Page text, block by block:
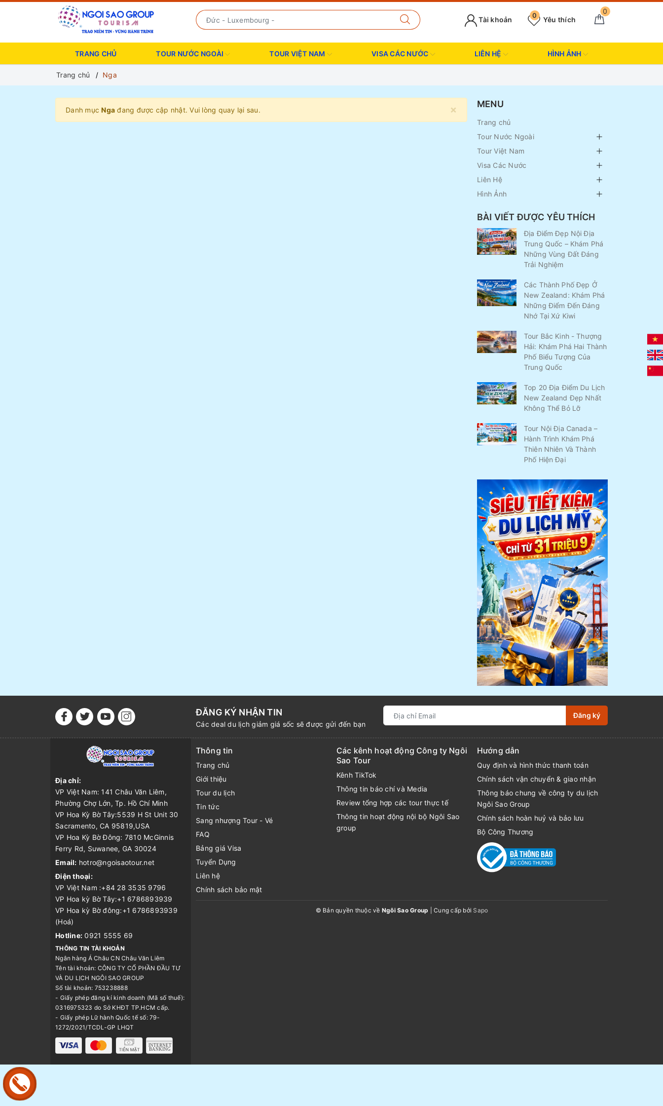
0
Yêu thích
0
Tài khoản
TRANG CHỦ TOUR NƯỚC NGOÀI TOUR VIỆT NAM VISA CÁC NƯỚC LIÊN HỆ HÌNH ẢNH
Trang chủ Nga
×
Danh mụcNga đang được cập nhật. Vui lòng quay lại sau.
MENU
Trang chủ
Tour Nước Ngoài
Tour Việt Nam
Visa Các Nước
Liên Hệ
Hình Ảnh
BÀI VIẾT ĐƯỢC YÊU THÍCH
Địa Điểm Đẹp Nội Địa
Trung Quốc – Khám Phá
Những Vùng Đất Đáng
Trải Nghiệm
Các Thành Phố Đẹp Ở
New Zealand: Khám Phá
Những Điểm Đến Đáng
Nhớ Tại Xứ Kiwi
Tour Bắc Kinh - Thượng
Hải: Khám Phá Hai Thành
Phố Biểu Tượng Của
Trung Quốc
Top 20 Địa Điểm Du Lịch
New Zealand Đẹp Nhất
Không Thể Bỏ Lỡ
Tour Nội Địa Canada –
Hành Trình Khám Phá
Thiên Nhiên Và Thành
Phố Hiện Đại
ĐĂNG KÝ NHẬN TIN
Các deal du lịch giảm giá sốc sẽ được gửi đến bạn
Đăng ký
Địa chỉ:
VP Việt Nam: 141 Châu Văn Liêm,
Phường Chợ Lớn, Tp. Hồ Chí Minh
VP Hoa Kỳ Bờ Tây:5539 H St Unit 30
Sacramento, CA 95819,USA
VP Hoa Kỳ Bờ Đông: 7810 McGinnis
Ferry Rd, Suwanee, GA 30024
Email: hotro@ngoisaotour.net
Điện thoại:
VP Việt Nam :+84 28 3535 9796
VP Hoa kỳ Bờ Tây:+1 6786893939
VP Hoa kỳ Bờ đông:+1 6786893939
(Hoá)
Hotline: 0921 5555 69
THÔNG TIN TÀI KHOẢN
Ngân hàng Á Châu CN Châu Văn Liêm
Tên tài khoản: CÔNG TY CỔ PHẦN ĐẦU TƯ
VÀ DU LỊCH NGÔI SAO GROUP
Số tài khoản: 753238888
- Giấy phép đăng kí kinh doanh (Mã số thuế):
0316975323 do Sở KHĐT TP.HCM cấp.
- Giấy phép Lữ hành Quốc tế số: 79-
1272/2021/TCDL-GP LHQT
Thông tin
Trang chủ
Giới thiệu
Tour du lịch
Tin tức
Sang nhượng Tour - Vé
FAQ
Bảng giá Visa
Tuyển Dụng
Liên hệ
Chính sách bảo mật
Các kênh hoạt động Công ty Ngôi
Sao Tour
Kênh TikTok
Thông tin báo chí và Media
Review tổng hợp các tour thực tế
Thông tin hoạt động nội bộ Ngôi Sao
group
Hướng dẫn
Quy định và hình thức thanh toán
Chính sách vận chuyển & giao nhận
Thông báo chung về công ty du lịch
Ngôi Sao Group
Chính sách hoàn huỷ và bảo lưu
Bộ Công Thương
© Bản quyền thuộc về Ngôi Sao Group Cung cấp bởi Sapo